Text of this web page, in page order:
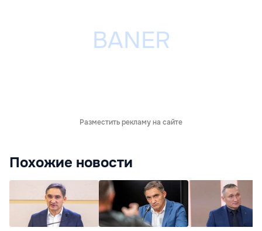
Разместить рекламу на сайте
Похожие новости